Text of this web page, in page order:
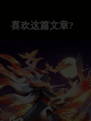
喜欢这篇文章?